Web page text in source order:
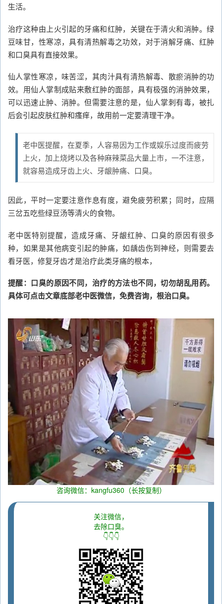
生活。
治疗这种由上火引起的牙痛和红肿，关键在于清火和消肿。绿
豆味甘，性寒凉，具有清热解毒之功效，对于消解牙痛、红肿
和口臭具有直接效果。
仙人掌性寒凉，味苦涩，其肉汁具有清热解毒、散瘀消肿的功
效。用仙人掌制成贴来敷红肿的面部，具有极强的消肿效果，
可以迅速止肿、消肿。但需要注意的是，仙人掌刺有毒，被扎
后会引起皮肤红肿和瘙痒，故用前一定要清理干净。
老中医提醒，在夏季，人容易因为工作或娱乐过度而疲劳
上火，加上烧烤以及各种麻辣菜品大量上市，一不注意，
就容易造成牙齿上火、牙龈肿痛、口臭。
因此，平时一定要注意作息有度，避免疲劳积累；同时，应隔
三岔五吃些绿豆汤等清火的食物。
老中医特别提醒，造成牙痛、牙龈红肿、口臭的原因有很多
种，如果是其他病变引起的肿痛，如龋齿伤到神经，则需要去
看牙医，修复牙齿才是治疗此类牙痛的根本，
提醒：口臭的原因不同，治疗的方法也不同，切勿胡乱用药。
具体可点击文章底部老中医微信，免费咨询，根治口臭。
咨询微信：kangfu360（长按复制）
关注微信，
去除口臭。
👇👇👇